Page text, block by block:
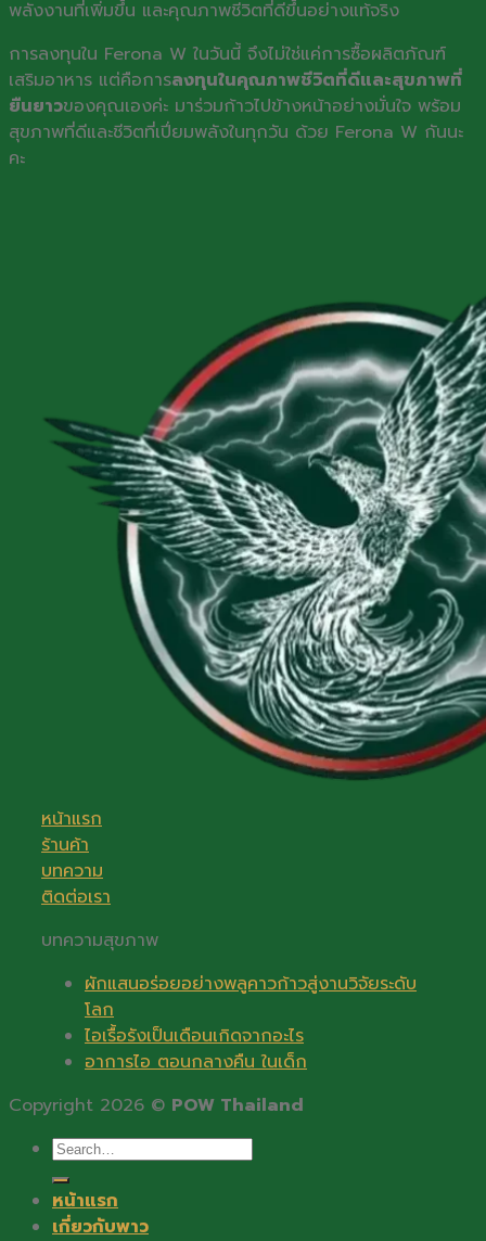
พลังงานที่เพิ่มขึ้น และคุณภาพชีวิตที่ดีขึ้นอย่างแท้จริง
การลงทุนใน Ferona W ในวันนี้ จึงไม่ใช่แค่การซื้อผลิตภัณฑ์
เสริมอาหาร แต่คือการลงทุนในคุณภาพชีวิตที่ดีและสุขภาพที่
ยืนยาวของคุณเองค่ะ มาร่วมก้าวไปข้างหน้าอย่างมั่นใจ พร้อม
สุขภาพที่ดีและชีวิตที่เปี่ยมพลังในทุกวัน ด้วย Ferona W กันนะ
คะ
หน้าแรก
ร้านค้า
บทความ
ติดต่อเรา
บทความสุขภาพ
ผักแสนอร่อยอย่างพลูคาวก้าวสู่งานวิจัยระดับ
โลก
ไอเรื้อรังเป็นเดือนเกิดจากอะไร
อาการไอ ตอนกลางคืน ในเด็ก
Copyright 2026 © POW Thailand
Search
for:
หน้าแรก
เกี่ยวกับพาว